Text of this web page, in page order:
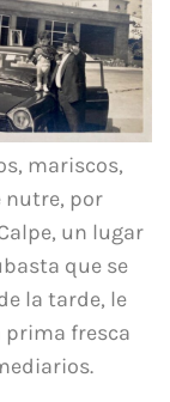
mariscos,
nutre, por
un lugar
que se
la tarde, le
fresca